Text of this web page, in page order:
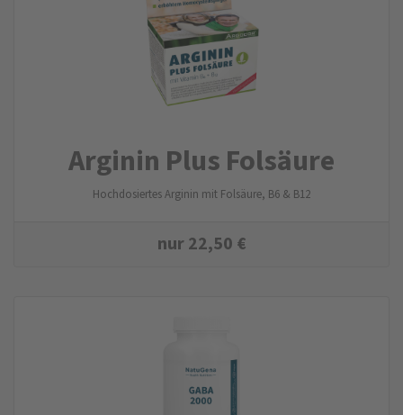
Arginin Plus Folsäure
Hochdosiertes Arginin mit Folsäure, B6 & B12
nur22,50 €